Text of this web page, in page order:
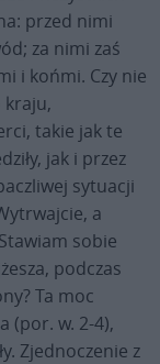
przed nimi
za nimi zaś
i końmi. Czy nie
kraju,
takie jak te
jak i przez
sytuacji
a
sobie
podczas
Ta moc
(por. w. 2-4),
Zjednoczenie z